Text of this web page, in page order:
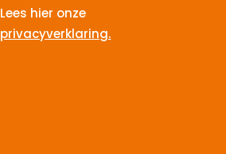
Lees hier onze
privacyverklaring.